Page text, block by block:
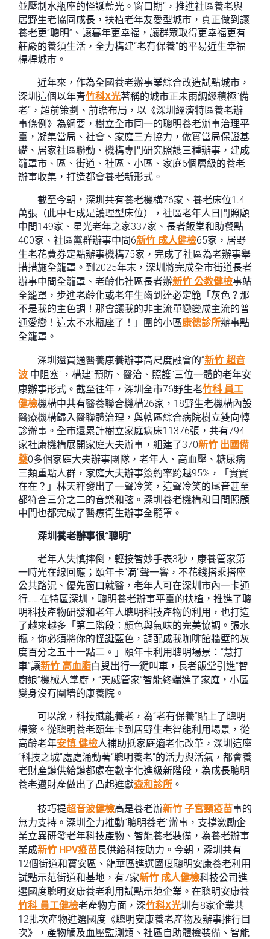
並壓制水瓶座的怪誕藍光。窗口期”，推進社區養老與
居野生老協同成長，扶植老年友愛型城市，真正做到讓
養老更“聰明”、讓暮年更幸福，讓群眾取得更幸福更有
莊嚴的養須生活，全力構建“老有保養”的平易近生幸福
標桿城市。
近年來，作為全國養老辦事業綜合改造試點城市，
深圳這個以年青竹科X光著稱的城市正未雨綢繆積極“備
老”，超前策劃、前瞻布局，以《深圳經濟特區養老辦
事條例》為綱要，樹立全市同一的聰明養老辦事治理平
臺，凝集當局、社會、家庭三方協力，做實當局保證基
礎、居家社區聯動、機構專門研究照護三種辦事，建成
籠罩市、區、街道、社區、小區、家庭6個層級的養老
辦事收集，打造都會養老新形式。
截至今朝，深圳共有養老機構76家、養老床位1.4
萬張（此中七成是護理型床位），社區老年人日間照顧
中間149家、星光老年之家337家、長者飯堂和助餐點
400家、社區黨群辦事中間6新竹 成人健檢65家，居野
生老花費券定點辦事機構75家，完成了社區為老辦事舉
措措施全籠罩。到2025年末，深圳將完成全市街道長者
辦事中間全籠罩、老齡化社區長者辦新竹 公教健檢事站
全籠罩，步進老齡化或老年生齒到達必定範「灰色？那
不是我的主色調！那會讓我的非主流單戀變成主流的普
通愛戀！這太不水瓶座了！」圍的小區康德診所辦事點
全籠罩。
深圳還買通醫養康養辦事高尺度融會的“新竹 超音
波 中阻塞”，構建“預防、醫治、照護”三位一體的老年安
康辦事形式。截至往年，深圳全市76野生老竹科 員工
健檢機構中共有醫養聯合機構26家，18野生老機構內設
醫療機構歸入醫聯體治理，與轄區綜合病院樹立雙向轉
診辦事。全市還累計樹立家庭病床11376張，共有794
家社康機構展開家庭大夫辦事，組建了370新竹 出國備
藥0多個家庭大夫辦事團隊，老年人、高血壓、糖尿病
三類重點人群，家庭大夫辦事簽約率跨越95%，「實實
在在？」林天秤發出了一聲冷笑，這聲冷笑的尾音甚至
都符合三分之二的音樂和弦。深圳養老機構和日間照顧
中間也都完成了醫療衛生辦事全籠罩。
深圳養老辦事很“聰明”
老年人失慎摔倒，輕按智妙手表3秒，康養管家第
一時光在線回應；頤年卡“滴”聲一響，不花錢搭乘搭座
公共路況、優先窗口就醫，老年人可在深圳市內一卡通
行……在特區深圳，聰明養老辦事平臺的扶植，推進了聰
明科技產物研發和老年人聰明科技產物的利用，也打造
了越來越多「第二階段：顏色與氣味的完美協調。張水
瓶，你必須將你的怪誕藍色，調配成我咖啡館牆壁的灰
度百分之五十一點二。」頤年卡利用聰明場景：“慧打
車”讓新竹 高血脂白叟出行一鍵叫車，長者飯堂引進“智
廚娘”機械人掌廚，“天威管家”智能終端進了家庭，小區
變身沒有圍墻的康養院。
可以說，科技賦能養老，為“老有保養”貼上了聰明
標簽。從聰明養老頤年卡到居野生老智能利用場景，從
高齡老年安慎 健檢人補助抵家庭適老化改革，深圳這座
“科技之城”處處涌動著“聰明養老”的活力與活氣，都會養
老財產鏈供給鏈都處在數字化進級新階段，為成長聰明
養老邁財產做出了凸起進獻森和診所 。
技巧提超音波健檢高是養老辦新竹 子宮頸疫苗事的
無力支持。深圳全力推動“聰明養老”辦事，支撐激勵企
業立異研發老年科技產物、智能養老裝備，為養老辦事
業成新竹 HPV疫苗長供給科技助力。今朝，深圳共有
12個街道和寶安區、龍華區進選國度聰明安康養老利用
試點示范街道和基地，有7家新竹 成人健檢科技公司進
選國度聰明安康養老利用試點示范企業。在聰明安康養
竹科 員工健檢老產物方面，深竹科X光圳有8家企業共
12批次產物進選國度《聰明安康養老產物及辦事推行目
次》，產物觸及血壓監測類、社區自助體檢裝備、智能